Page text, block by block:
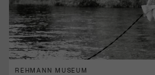
REHMANN MUSEUM